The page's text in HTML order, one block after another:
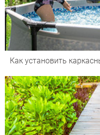
Как установить